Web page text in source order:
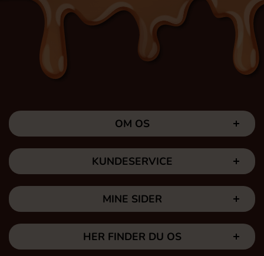
OM OS
KUNDESERVICE
MINE SIDER
HER FINDER DU OS